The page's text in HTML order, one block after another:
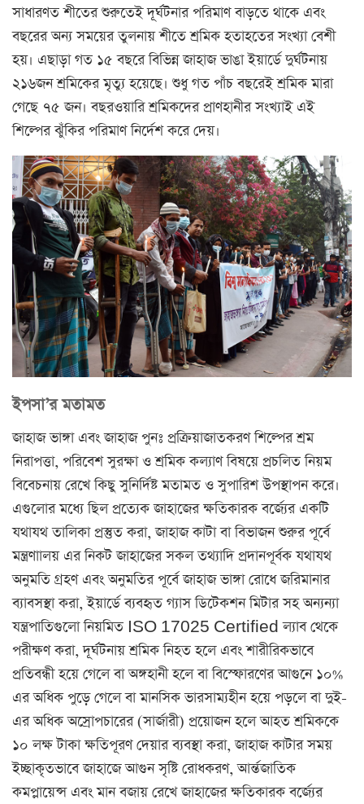
সাধারণত শীতের শুরুতেই দূর্ঘটনার পরিমাণ বাড়তে থাকে এবং
বছরের অন্য সময়ের তুলনায় শীতে শ্রমিক হতাহতের সংখ্যা বেশী
হয়। এছাড়া গত ১৫ বছরে বিভিন্ন জাহাজ ভাঙা ইয়ার্ডে দুর্ঘটনায়
২১৬জন শ্রমিকের মৃত্যু হয়েছে। শুধু গত পাঁচ বছরেই শ্রমিক মারা
গেছে ৭৫ জন। বছরওয়ারি শ্রমিকদের প্রাণহানীর সংখ্যাই এই
শিল্পের ঝুঁকির পরিমাণ নির্দেশ করে দেয়।
ইপসা’র মতামত
জাহাজ ভাঙ্গা এবং জাহাজ পুনঃ প্রক্রিয়াজাতকরণ শিল্পের শ্রম
নিরাপত্তা, পরিবেশ সুরক্ষা ও শ্রমিক কল্যাণ বিষয়ে প্রচলিত নিয়ম
বিবেচনায় রেখে কিছু সুনির্দিষ্ট মতামত ও সুপারিশ উপস্থাপন করে।
এগুলোর মধ্যে ছিল প্রত্যেক জাহাজের ক্ষতিকারক বর্জ্যের একটি
যথাযথ তালিকা প্রস্তুত করা, জাহাজ কাটা বা বিভাজন শুরুর পূর্বে
মন্ত্রণাালয় এর নিকট জাহাজের সকল তথ্যাদি প্রদানপূর্বক যথাযথ
অনুমতি গ্রহণ এবং অনুমতির পূর্বে জাহাজ ভাঙ্গা রোধে জরিমানার
ব্যাবসস্থা করা, ইয়ার্ডে ব্যবহৃত গ্যাস ডিটেকশন মিটার সহ অন্যন্যা
যন্ত্রপাতিগুলো নিয়মিত ISO 17025 Certified ল্যাব থেকে
পরীক্ষণ করা, দূর্ঘটনায় শ্রমিক নিহত হলে এবং শারীরিকভাবে
প্রতিবন্ধী হয়ে গেলে বা অঙ্গহানী হলে বা বিস্ফোরণের আগুনে ১০%
এর অধিক পুড়ে গেলে বা মানসিক ভারসাম্যহীন হয়ে পড়লে বা দুই-
এর অধিক অস্রোপচারের (সার্জারী) প্রয়োজন হলে আহত শ্রমিককে
১০ লক্ষ টাকা ক্ষতিপূরণ দেয়ার ব্যবস্থা করা, জাহাজ কাটার সময়
ইচ্ছাকৃতভাবে জাহাজে আগুন সৃষ্টি রোধকরণ, আর্ন্তজাতিক
কমপ্লায়েন্স এবং মান বজায় রেখে জাহাজের ক্ষতিকারক বর্জ্যের